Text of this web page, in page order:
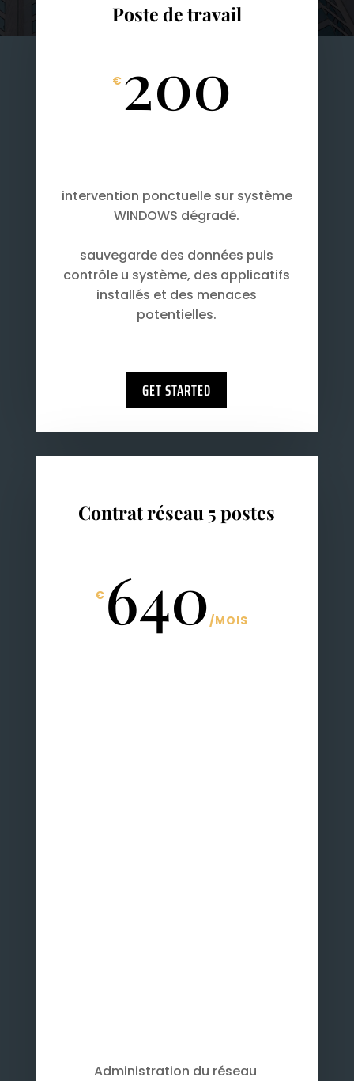
Poste de travail
€ 200
intervention ponctuelle sur système
WINDOWS dégradé.
sauvegarde des données puis
contrôle u système, des applicatifs
installés et des menaces
potentielles.
GET STARTED
Contrat réseau 5 postes
€ 640/MOIS
Administration du réseau